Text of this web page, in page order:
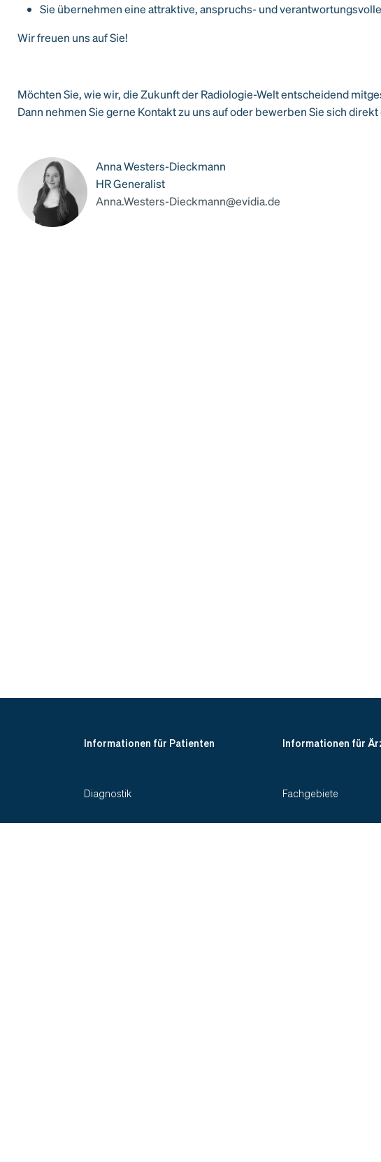
Sie übernehmen eine attraktive, anspruchs- und
Wir freuen uns auf Sie!
Möchten Sie, wie wir, die Zukunft der Radiologie-Welt entscheidend
Dann nehmen Sie gerne Kontakt zu uns auf oder bewerben Sie sich direkt
Anna Westers-Dieckmann
HR Generalist
Anna.Westers-Dieckmann@evidia.de
Informationen für Patienten
Diagnostik
Patienten-Informationen
Informationen für
Fachgebiete
Studien